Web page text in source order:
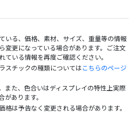
いる、価格、素材、サイズ、重量等の情報
変更になっている場合があります。ご注文
ている情報を再度ご確認ください。
スチックの種類についてはこちらのページ
また、色合いはディスプレイの特性上実際
あります。
格は予告なく変更される場合があります。